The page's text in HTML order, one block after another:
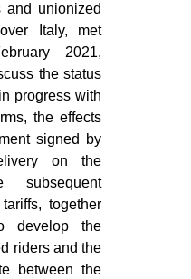
and unionized
Italy, met
2021,
the status
progress with
the effects
signed by
on the
together
develop the
riders and the
between the